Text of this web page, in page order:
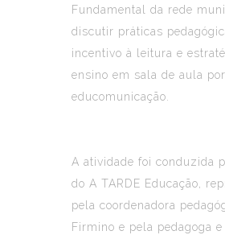
Fundamental da rede
discutir práticas
incentivo à leitura e
ensino em sala de aula
educomunicação.
A atividade foi conduzida
do A TARDE Educação,
pela coordenadora
Firmino e pela pedagoga